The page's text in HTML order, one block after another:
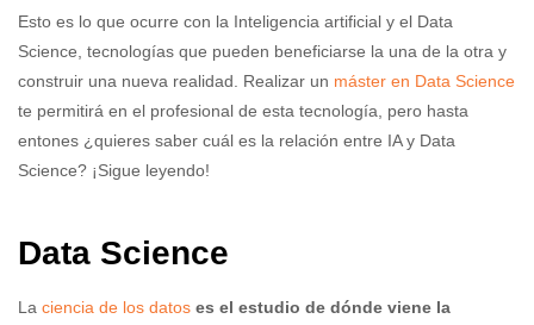
Esto es lo que ocurre con la Inteligencia artificial y el Data
Science, tecnologías que pueden beneficiarse la una de la otra y
construir una nueva realidad. Realizar un máster en Data Science
te permitirá en el profesional de esta tecnología, pero hasta
entones ¿quieres saber cuál es la relación entre IA y Data
Science? ¡Sigue leyendo!
Data Science
La ciencia de los datos es el estudio de dónde viene la